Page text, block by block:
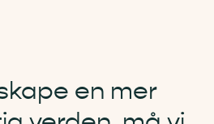
en mer